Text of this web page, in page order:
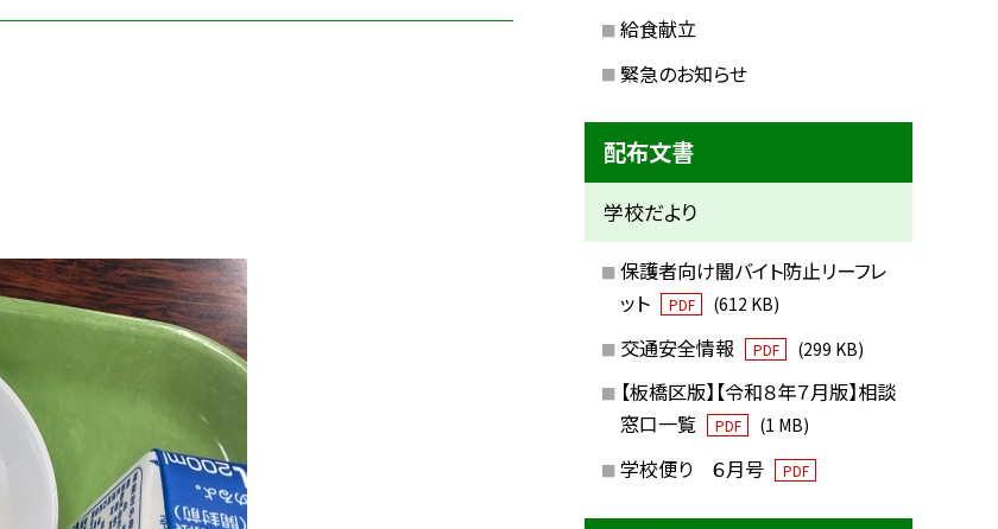
給食献立
緊急のお知らせ
配布文書
学校だより
保護者向け闇バイト防止リーフレ
ット
PDF (612 KB)
交通安全情報 PDF (299 KB)
【板橋区版】【令和８年７月版】相談
窓口一覧
PDF (1 MB)
学校便り ６月号 PDF